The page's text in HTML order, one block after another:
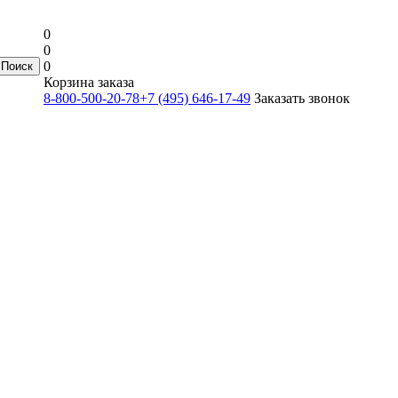
0
0
0
Корзина заказа
8-800-500-20-78+7 (495) 646-17-49 Заказать звонок